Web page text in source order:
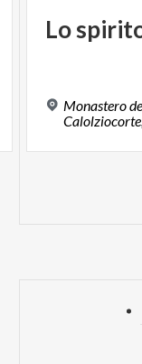
Lo
Monastero